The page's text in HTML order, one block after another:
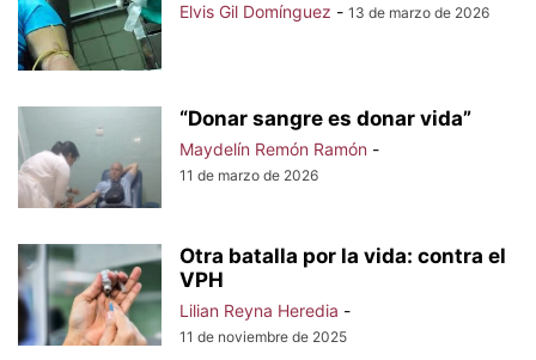
Elvis Gil Domínguez - 13 de marzo de 2026
“Donar sangre es donar vida”
Maydelín Remón Ramón -
11 de marzo de 2026
Otra batalla por la vida: contra el
VPH
Lilian Reyna Heredia -
11 de noviembre de 2025